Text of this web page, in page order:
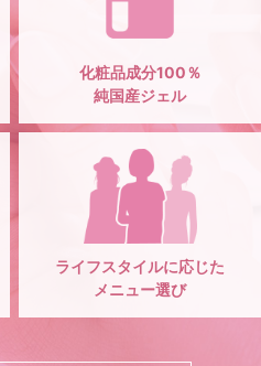
化粧品成分100％
純国産ジェル
ライフスタイルに応じた
メニュー選び